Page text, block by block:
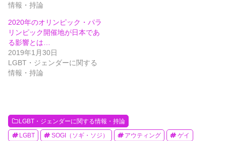
情報・持論
2020年のオリンピック・パラ
リンピック開催地が日本であ
る影響とは…
2019年1月30日
LGBT・ジェンダーに関する
情報・持論
LGBT・ジェンダーに関する情報・持論
LGBT SOGI（ソギ・ソジ） アウティング ゲイ